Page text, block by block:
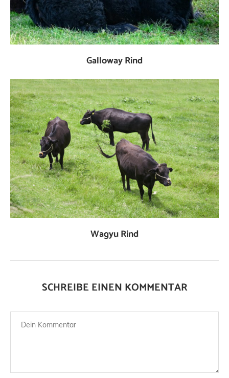
Galloway Rind
Wagyu Rind
SCHREIBE EINEN KOMMENTAR